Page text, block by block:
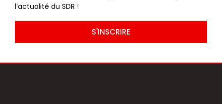
l’actualité du SDR !
S'INSCRIRE